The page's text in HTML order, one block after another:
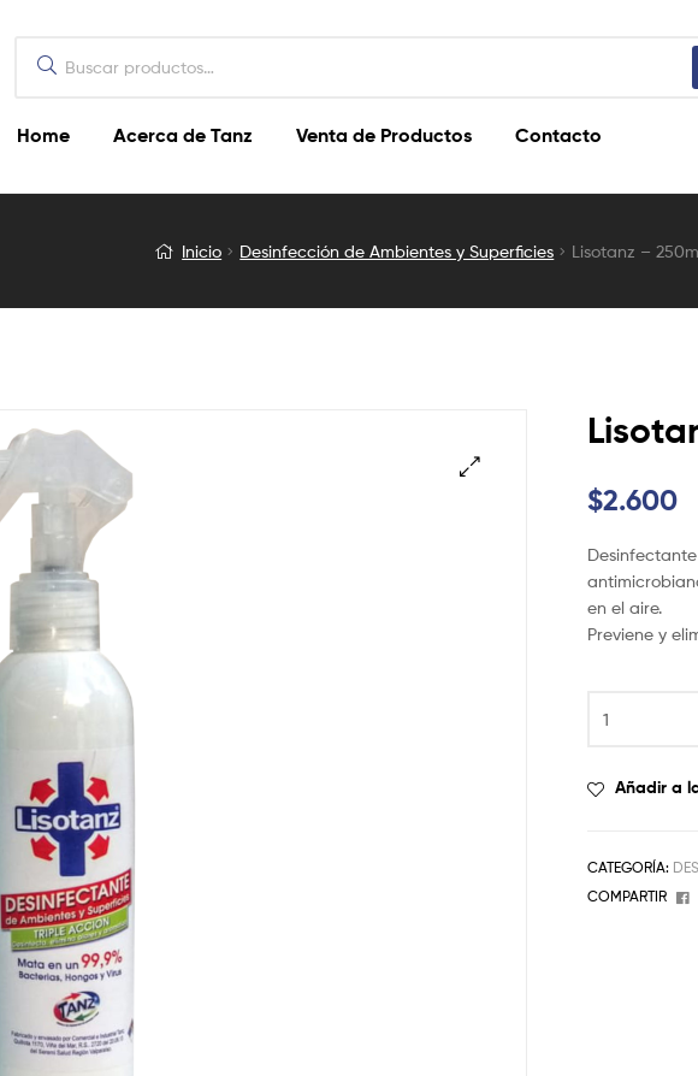
Home Acerca de Tanz Venta de Productos Contacto
Inicio Desinfección de Ambientes y Superficies Lisotanz –
$2.600
en el aire.
Previene y
Añadir a
CATEGORÍA:
COMPARTIR